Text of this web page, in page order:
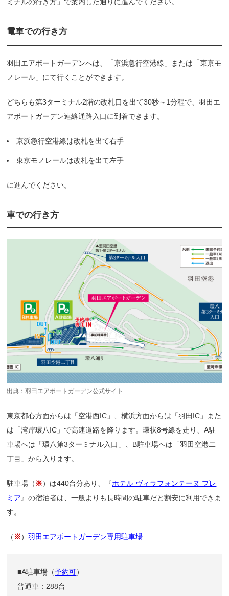
ミナルの行き方」で案内した通りに進んでください。
電車での行き方
羽田エアポートガーデンへは、「京浜急行空港線」または「東京モ
ノレール」にて行くことができます。
どちらも第3ターミナル2階の改札口を出て30秒～1分程で、羽田エ
アポートガーデン連絡通路入口に到着できます。
京浜急行空港線は改札を出て右手
東京モノレールは改札を出て左手
に進んでください。
車での行き方
出典：羽田エアポートガーデン公式サイト
東京都心方面からは「空港西IC」、横浜方面からは「羽田IC」また
は「湾岸環八IC」で高速道路を降ります。環状8号線を走り、A駐
車場へは「環八第3ターミナル入口」、B駐車場へは「羽田空港二
丁目」から入ります。
駐車場（ ※）は440台分あり、『ホテル ヴィラフォンテーヌ プレ
ミア』の宿泊者は、一般よりも長時間の駐車だと割安に利用できま
す。
（ ※）羽田エアポートガーデン専用駐車場
■A駐車場（予約可）
普通車：288台